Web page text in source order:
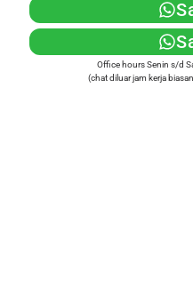
Office hours Senin s/d
(chat diluar jam kerja